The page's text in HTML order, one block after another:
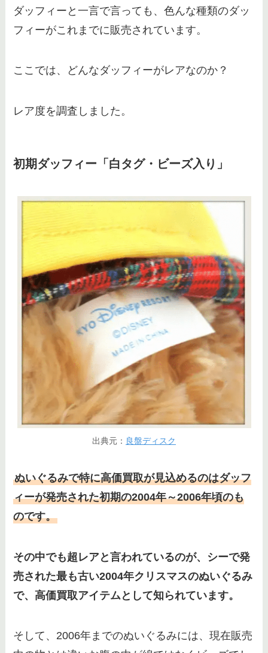
ダッフィーと一言で言っても、色んな種類のダッ
フィーがこれまでに販売されています。
ここでは、どんなダッフィーがレアなのか？
レア度を調査しました。
初期ダッフィー「白タグ・ビーズ入り」
出典元： 良盤ディスク
ぬいぐるみで特に高価買取が見込めるのはダッフ
ィーが発売された初期の2004年～2006年頃のも
のです。
その中でも超レアと言われているのが、シーで発
売された最も古い2004年クリスマスのぬいぐるみ
で、高価買取アイテムとして知られています。
そして、2006年までのぬいぐるみには、現在販売